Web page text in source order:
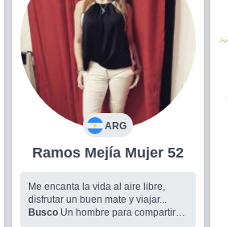
ARG
Ramos Mejía Mujer 52
Me encanta la vida al aire libre,
disfrutar un buen mate y viajar...
Busco Un hombre para compartir